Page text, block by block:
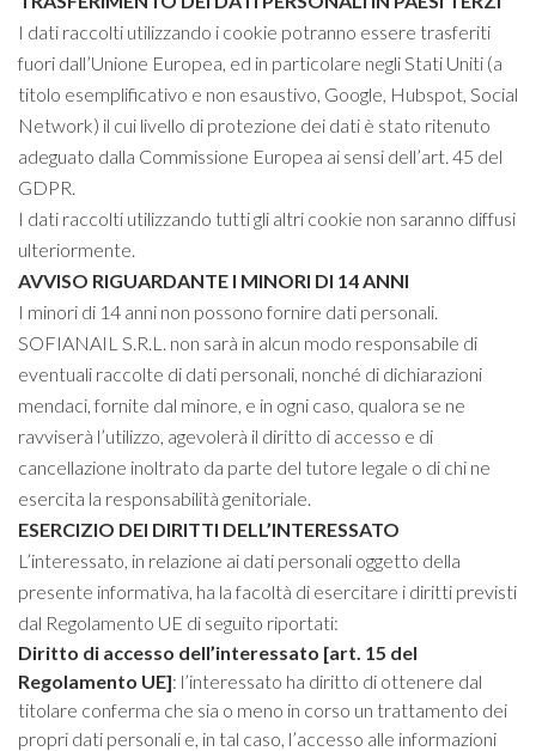
I dati raccolti utilizzando i cookie potranno essere trasferiti
fuori dall’Unione Europea, ed in particolare negli Stati Uniti (a
titolo esemplificativo e non esaustivo, Google, Hubspot, Social
Network) il cui livello di protezione dei dati è stato ritenuto
adeguato dalla Commissione Europea ai sensi dell’art. 45 del
GDPR.
I dati raccolti utilizzando tutti gli altri cookie non saranno diffusi
ulteriormente.
AVVISO RIGUARDANTE I MINORI DI 14 ANNI
I minori di 14 anni non possono fornire dati personali.
SOFIANAIL S.R.L. non sarà in alcun modo responsabile di
eventuali raccolte di dati personali, nonché di dichiarazioni
mendaci, fornite dal minore, e in ogni caso, qualora se ne
ravviserà l’utilizzo, agevolerà il diritto di accesso e di
cancellazione inoltrato da parte del tutore legale o di chi ne
esercita la responsabilità genitoriale.
ESERCIZIO DEI DIRITTI DELL’INTERESSATO
L’interessato, in relazione ai dati personali oggetto della
presente informativa, ha la facoltà di esercitare i diritti previsti
dal Regolamento UE di seguito riportati:
Diritto di accesso dell’interessato [art. 15 del
Regolamento UE]: l’interessato ha diritto di ottenere dal
titolare conferma che sia o meno in corso un trattamento dei
propri dati personali e, in tal caso, l’accesso alle informazioni